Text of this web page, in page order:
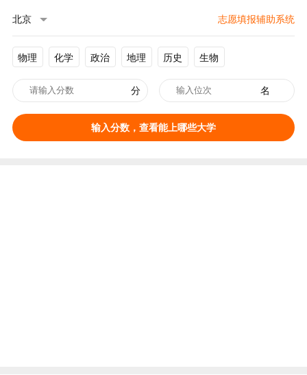
北京 志愿填报辅助系统
物理 化学 政治 地理 历史 生物
分 名
输入分数，查看能上哪些大学